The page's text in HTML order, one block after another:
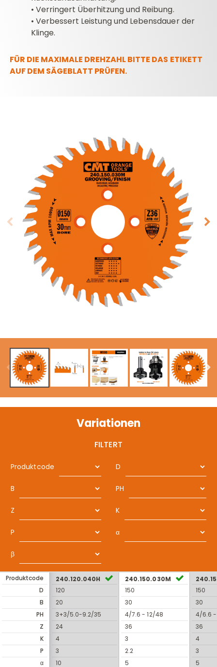
•Verringert Überhitzung und Reibung.
•Verbessert Leistung und Lebensdauer der
Klinge.
FÜR DIE MAXIMALE DREHZAHL BITTE DAS ETIKETT
AUF DEM SÄGEBLATT PRÜFEN.
Variationen
FILTERT
Produktcode D
B PH
Z K
P α
β
Produktcode
D
B
PH
Z
K
P
α
240.120.040H
120
20
3+3/5.0-9.2/35
24
4
3
10
240.150.030M
150
30
4/7.6 - 12/48
36
3
2.2
5
150
30
4/6.6 -
36
4
3
5